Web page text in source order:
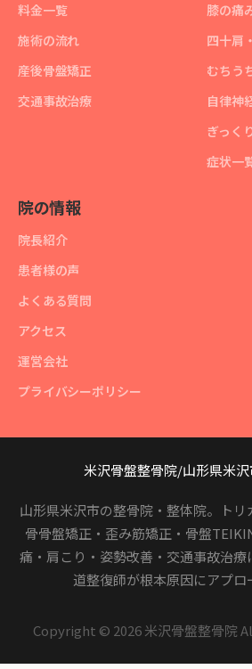
料金一覧
施術の流れ
産後骨盤矯正
交通事故治療
膝の痛
四十肩
むちう
自律神
ぎっく
症状一
院の情報
院長紹介
患者様の声
よくある質問
アクセス
運営会社
プライバシーポリシー
米沢骨盤整骨院/山形県米
山形県米沢市の整骨院・整体院。ト
骨骨盤矯正・歪み筋矯正・骨盤
痛・肩こり・姿勢改善・交通事故治
道整復師が根本原因にアプロ
Copyright © 2026 米沢骨盤整骨院